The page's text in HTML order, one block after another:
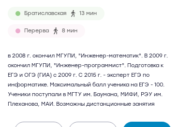
Братиславская 13 мин
Перерва 8 мин
в 2008 г. окончил МГУПИ, "Инженер-математик". В 2009 г.
окончил МГУПИ, "Инженер-программист". Подготовка к
ЕГЭ и ОГЭ (ГИА) с 2009 г. С 2015 г. - эксперт ЕГЭ по
информатике. Максимальный балл ученика на ЕГЭ - 100.
Ученики поступали в МГТУ им. Баумана, МИФИ, РЭУ им.
Плеханова, МАИ. Возможны дистанционные занятия